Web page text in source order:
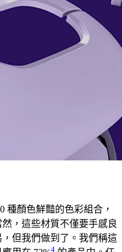
種顏色鮮豔的色彩組合，
，這些材質不僅要手感良
但我們做到了。我們稱這
4